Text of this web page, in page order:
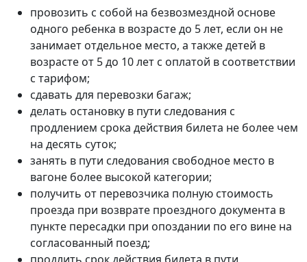
провозить с собой на безвозмездной основе
одного ребенка в возрасте до 5 лет, если он не
занимает отдельное место, а также детей в
возрасте от 5 до 10 лет с оплатой в соответствии
с тарифом;
сдавать для перевозки багаж;
делать остановку в пути следования с
продлением срока действия билета не более чем
на десять суток;
занять в пути следования свободное место в
вагоне более высокой категории;
получить от перевозчика полную стоимость
проезда при возврате проездного документа в
пункте пересадки при опоздании по его вине на
согласованный поезд;